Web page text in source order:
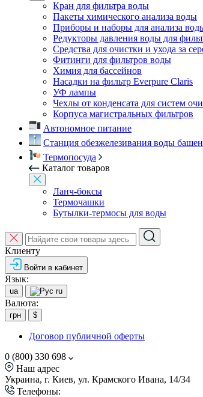
Кран для фильтра воды
Пакеты химического анализа воды
Приборы и наборы для анализа
Редукторы давления воды для
Средства для очистки и ухода за
Фитинги для фильтров воды
Химия для бассейнов
Насадки на фильтр Everpure Claris
УФ лампы
Чехлы от конденсата для систем
Корпуса магистральных фильтров
Автономное питание
Станция обезжелезивания воды
Термопосуда
Каталог товаров
Ланч-боксы
Термочашки
Бутылки-термосы для воды
Клиенту
Войти в кабинет
Язык:
ua ru
Валюта:
грн $
Договор публичной оферты
0 (800) 330 698
Наш адрес
Украина, г. Киев, ул. Крамского Ивана, 14/34
Телефоны: